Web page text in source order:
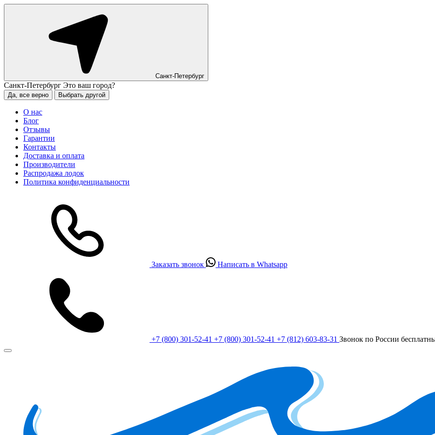
Санкт-Петербург
Санкт-Петербург Это ваш город?
Да, все верно Выбрать другой
О нас
Блог
Отзывы
Гарантии
Контакты
Доставка и оплата
Производители
Распродажа лодок
Политика конфиденциальности
Заказать звонок Написать в Whatsapp
+7 (800) 301-52-41 +7 (800) 301-52-41 +7 (812) 603-83-31 Звонок по России